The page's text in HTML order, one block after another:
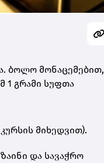
ბოლო მონაცემებით,
1 გრამი სუფთა
მიხედვით).
და სავაჭრო